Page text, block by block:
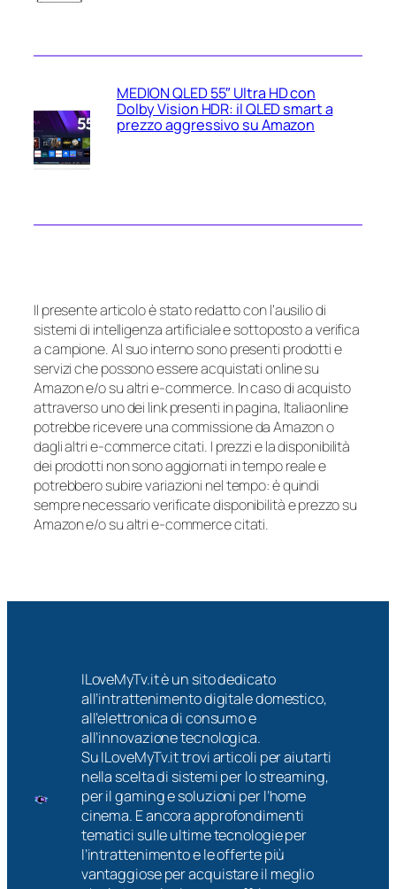
MEDION QLED 55″ Ultra HD con
Dolby Vision HDR: il QLED smart a
prezzo aggressivo su Amazon
Il presente articolo è stato redatto con l’ausilio di
sistemi di intelligenza artificiale e sottoposto a verifica
a campione. Al suo interno sono presenti prodotti e
servizi che possono essere acquistati online su
Amazon e/o su altri e-commerce. In caso di acquisto
attraverso uno dei link presenti in pagina, Italiaonline
potrebbe ricevere una commissione da Amazon o
dagli altri e-commerce citati. I prezzi e la disponibilità
dei prodotti non sono aggiornati in tempo reale e
potrebbero subire variazioni nel tempo: è quindi
sempre necessario verificate disponibilità e prezzo su
Amazon e/o su altri e-commerce citati.
ILoveMyTv.it è un sito dedicato
all’intrattenimento digitale domestico,
all’elettronica di consumo e
all’innovazione tecnologica.
Su ILoveMyTv.it trovi articoli per aiutarti
nella scelta di sistemi per lo streaming,
per il gaming e soluzioni per l’home
cinema. E ancora approfondimenti
tematici sulle ultime tecnologie per
l’intrattenimento e le offerte più
vantaggiose per acquistare il meglio